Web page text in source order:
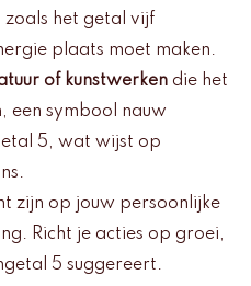
zoals het getal vijf
plaats moet maken.
of kunstwerken die het
een symbool nauw
5, wat wijst op
zijn op jouw persoonlijke
Richt je acties op groei,
5 suggereert.